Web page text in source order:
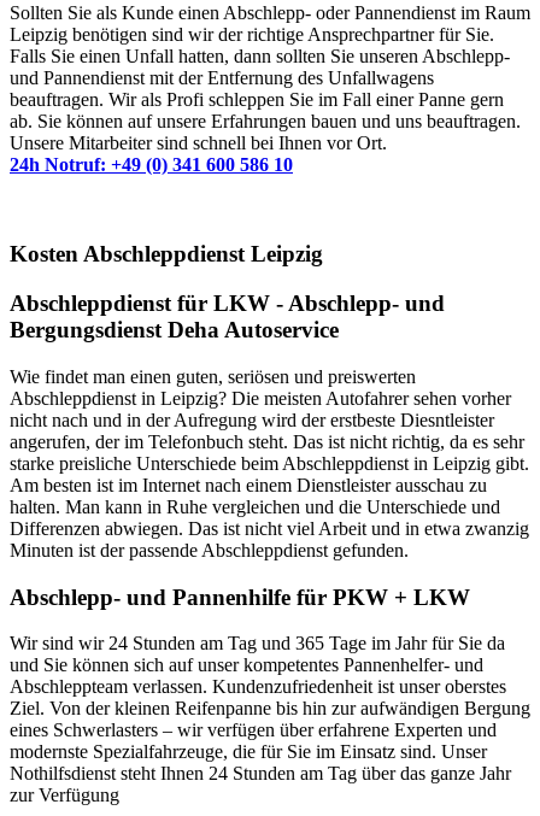
Sollten Sie als Kunde einen Abschlepp- oder Pannendienst im Raum
Leipzig benötigen sind wir der richtige Ansprechpartner für Sie.
Falls Sie einen Unfall hatten, dann sollten Sie unseren Abschlepp-
und Pannendienst mit der Entfernung des Unfallwagens
beauftragen. Wir als Profi schleppen Sie im Fall einer Panne gern
ab. Sie können auf unsere Erfahrungen bauen und uns beauftragen.
Unsere Mitarbeiter sind schnell bei Ihnen vor Ort.
24h Notruf: +49 (0) 341 600 586 10
Kosten Abschleppdienst Leipzig
Abschleppdienst für LKW - Abschlepp- und
Bergungsdienst Deha Autoservice
Wie findet man einen guten, seriösen und preiswerten
Abschleppdienst in Leipzig? Die meisten Autofahrer sehen vorher
nicht nach und in der Aufregung wird der erstbeste Diesntleister
angerufen, der im Telefonbuch steht. Das ist nicht richtig, da es sehr
starke preisliche Unterschiede beim Abschleppdienst in Leipzig gibt.
Am besten ist im Internet nach einem Dienstleister ausschau zu
halten. Man kann in Ruhe vergleichen und die Unterschiede und
Differenzen abwiegen. Das ist nicht viel Arbeit und in etwa zwanzig
Minuten ist der passende Abschleppdienst gefunden.
Abschlepp- und Pannenhilfe für PKW + LKW
Wir sind wir 24 Stunden am Tag und 365 Tage im Jahr für Sie da
und Sie können sich auf unser kompetentes Pannenhelfer- und
Abschleppteam verlassen. Kundenzufriedenheit ist unser oberstes
Ziel. Von der kleinen Reifenpanne bis hin zur aufwändigen Bergung
eines Schwerlasters – wir verfügen über erfahrene Experten und
modernste Spezialfahrzeuge, die für Sie im Einsatz sind. Unser
Nothilfsdienst steht Ihnen 24 Stunden am Tag über das ganze Jahr
zur Verfügung